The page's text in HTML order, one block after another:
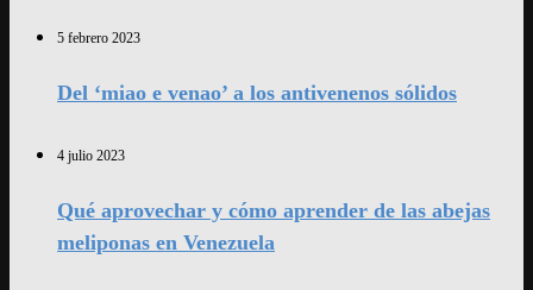
5 febrero 2023
Del ‘miao e venao’ a los antivenenos sólidos
4 julio 2023
Qué aprovechar y cómo aprender de las abejas
meliponas en Venezuela